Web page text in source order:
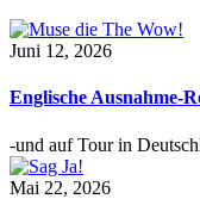
Juni 12, 2026
Englische Ausnahme-
-und auf Tour in
Mai 22, 2026